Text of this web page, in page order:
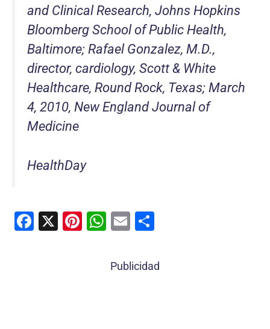
and Clinical Research, Johns Hopkins
Bloomberg School of Public Health,
Baltimore; Rafael Gonzalez, M.D.,
director, cardiology, Scott & White
Healthcare, Round Rock, Texas; March
4, 2010, New England Journal of
Medicine
HealthDay
F
X
Pi W
at
E
ai m
Publicidad